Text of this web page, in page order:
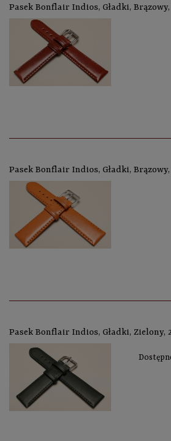
Pasek Bonflair Indios, Gładki, Brązowy,
Pasek Bonflair Indios, Gładki,
Pasek Bonflair Indios, Gładki, Zielony,